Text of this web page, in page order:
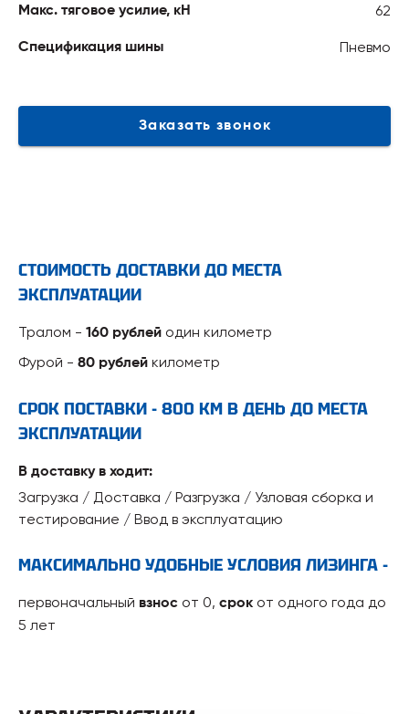
Макс. тяговое усилие, кН 62
Спецификация шины Пневмо
Заказать звонок
СТОИМОСТЬ ДОСТАВКИ ДО МЕСТА
ЭКСПЛУАТАЦИИ
Тралом - 160 рублей один километр
Фурой - 80 рублей километр
СРОК ПОСТАВКИ - 800 КМ В ДЕНЬ ДО МЕСТА
ЭКСПЛУАТАЦИИ
В доставку в ходит:
Загрузка / Доставка / Разгрузка / Узловая сборка и
тестирование / Ввод в эксплуатацию
МАКСИМАЛЬНО УДОБНЫЕ УСЛОВИЯ ЛИЗИНГА -
первоначальный взнос от 0, срок от одного года до
5 лет